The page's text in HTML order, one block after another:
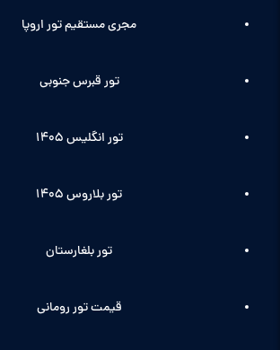
مجری مستقیم تور اروپا
تور قبرس جنوبی
تور انگلیس ۱۴۰5
تور بلاروس 1405
تور بلغارستان
قیمت تور رومانی